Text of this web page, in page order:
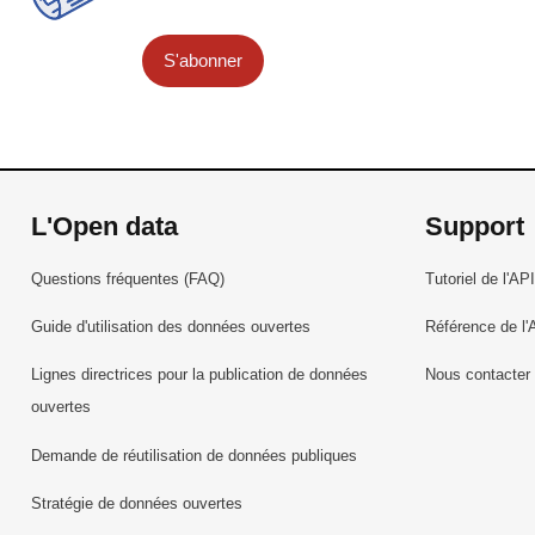
S'abonner
L'Open data
Questions fréquentes (FAQ)
Guide d'utilisation des données ouvertes
Lignes directrices pour la publication de données
ouvertes
Demande de réutilisation de données publiques
Stratégie de données ouvertes
Support
Tutoriel de l'API
Référence de
Nous contacter